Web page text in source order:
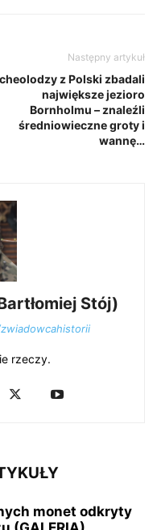
Następny artykuł
z Polski zbadali
największe jezioro
Bornholmu – znaleźli
średniowieczne groty i
wannę…
Stój)
rzeczy.
monet odkryty